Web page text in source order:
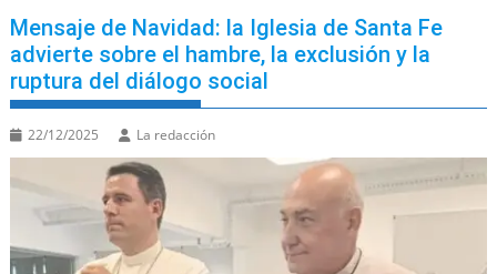
Mensaje de Navidad: la Iglesia de Santa Fe
advierte sobre el hambre, la exclusión y la
ruptura del diálogo social
22/12/2025 La redacción